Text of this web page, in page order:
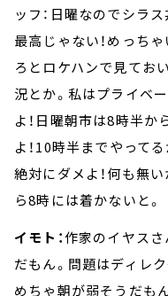
ッフ：日曜なのでシラ
最高じゃない！めっちゃ
ろとロケハンで見てお
況とか。私はプライベ
よ！日曜朝市は8時半か
よ！10時半までやって
絶対にダメよ！何も無
ら8時には着かないと。
イモト：作家のイヤスさ
だもん。問題はディレ
めちゃ朝が弱そうだも